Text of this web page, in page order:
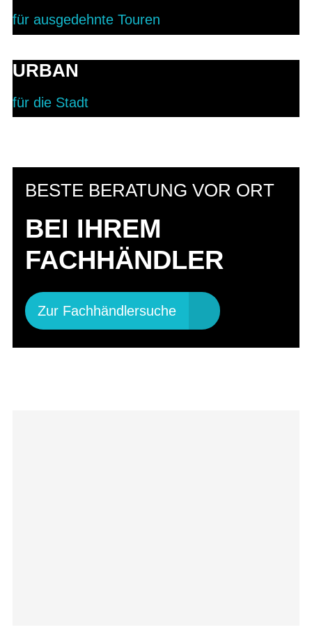
für ausgedehnte Touren
URBAN
für die Stadt
BESTE BERATUNG VOR ORT
BEI IHREM
FACHHÄNDLER
Zur Fachhändlersuche